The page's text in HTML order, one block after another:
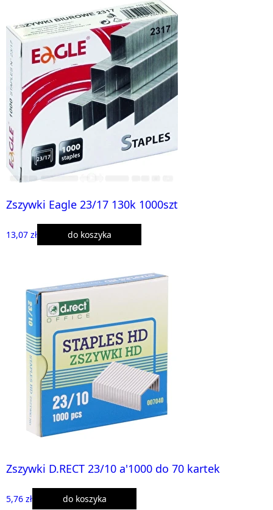
Zszywki Eagle 23/17 130k 1000szt
13,07 zł do koszyka
Zszywki D.RECT 23/10 a'1000 do 70 kartek
5,76 zł do koszyka